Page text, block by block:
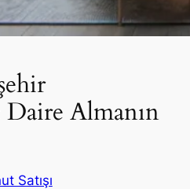
Daire Almanın
Satışı